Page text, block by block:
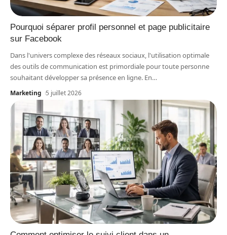
Pourquoi séparer profil personnel et page publicitaire
sur Facebook
Dans l'univers complexe des réseaux sociaux, l'utilisation optimale
des outils de communication est primordiale pour toute personne
souhaitant développer sa présence en ligne. En…
Marketing 5 juillet 2026